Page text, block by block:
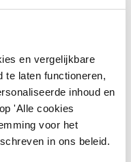
en vergelijkbare
te laten functioneren,
inhoud en
'Alle cookies
voor het
in ons beleid.
met unieke
je mee?